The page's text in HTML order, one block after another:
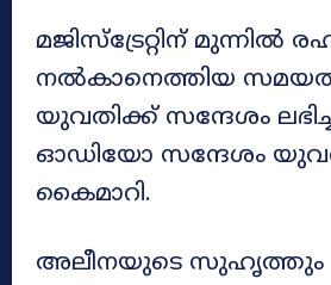
മജിസ്‌ട്രേറ്റിന് മുന്നിൽ
നൽകാനെത്തിയ
യുവതിക്ക് സന്ദേശം
ഓഡിയോ സന്ദേശം
കൈമാറി.
അലീനയുടെ സുഹൃത്തും